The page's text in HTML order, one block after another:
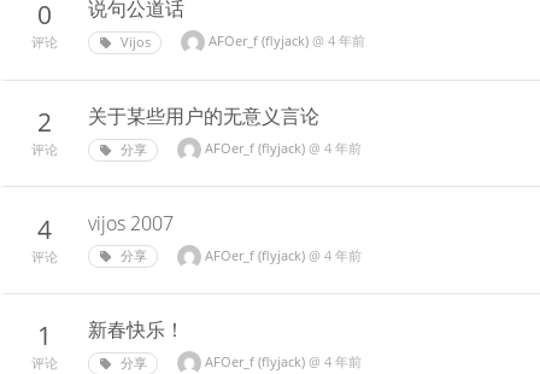
0
评论
说句公道话
Vijos AFOer_f (flyjack) @ 4 年前
2
评论
关于某些用户的无意义言论
分享 AFOer_f (flyjack) @ 4 年前
4
评论
vijos 2007
分享 AFOer_f (flyjack) @ 4 年前
1
评论
新春快乐！
分享 AFOer_f (flyjack) @ 4 年前